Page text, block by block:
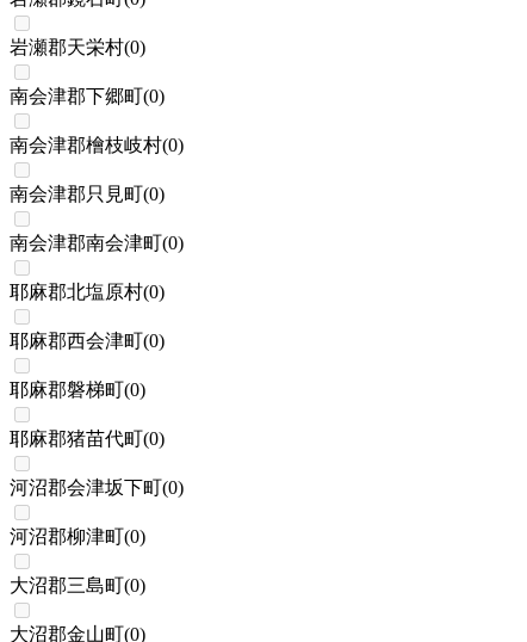
岩瀬郡天栄村(0)
南会津郡下郷町(0)
南会津郡檜枝岐村(0)
南会津郡只見町(0)
南会津郡南会津町(0)
耶麻郡北塩原村(0)
耶麻郡西会津町(0)
耶麻郡磐梯町(0)
耶麻郡猪苗代町(0)
河沼郡会津坂下町(0)
河沼郡柳津町(0)
大沼郡三島町(0)
大沼郡金山町(0)